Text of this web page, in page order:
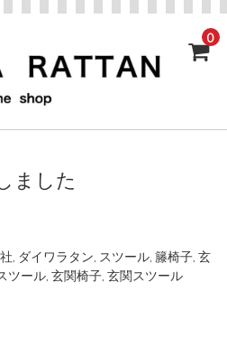
0
ました
, ダイワラタン, スツール, 籐椅子, 玄
ツール, 玄関椅子, 玄関スツール